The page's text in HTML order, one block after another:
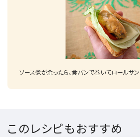
ソース煮が余ったら、食パンで巻いてロールサン
このレシピもおすすめ